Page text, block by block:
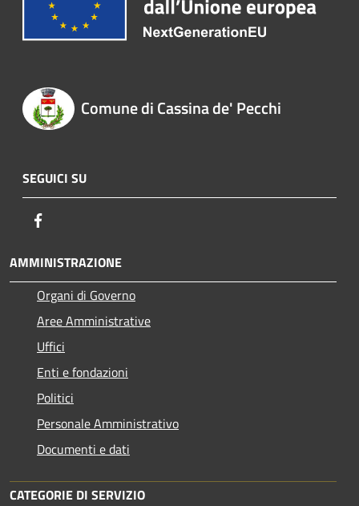
Comune di Cassina de' Pecchi
SEGUICI SU
AMMINISTRAZIONE
Organi di Governo
Aree Amministrative
Uffici
Enti e fondazioni
Politici
Personale Amministrativo
Documenti e dati
CATEGORIE DI SERVIZIO